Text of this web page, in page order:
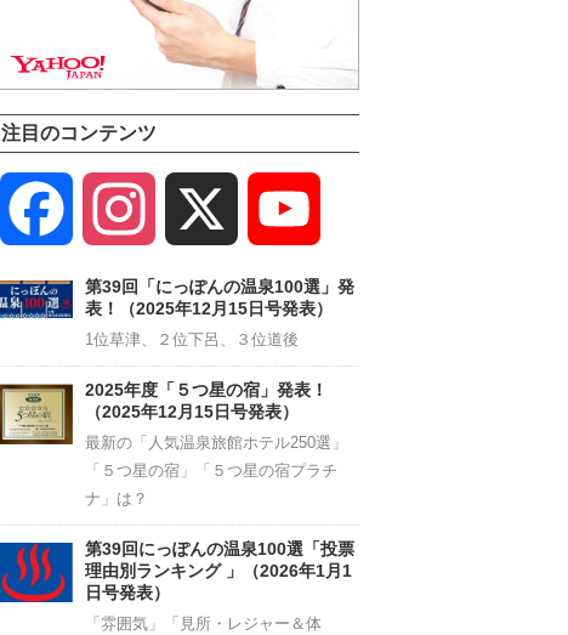
注目のコンテンツ
Facebook Instagram
Channel
第39回「にっぽんの温泉100選」発
表！（2025年12月15日号発表）
1位草津、２位下呂、３位道後
2025年度「５つ星の宿」発表！
（2025年12月15日号発表）
最新の「人気温泉旅館ホテル250選」
「５つ星の宿」「５つ星の宿プラチ
ナ」は？
第39回にっぽんの温泉100選「投票
理由別ランキング 」（2026年1月1
日号発表）
「雰囲気」「見所・レジャー＆体